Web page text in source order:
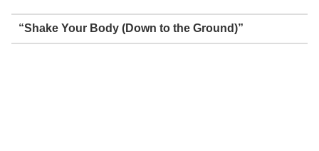
“Shake Your Body (Down to the Ground)”